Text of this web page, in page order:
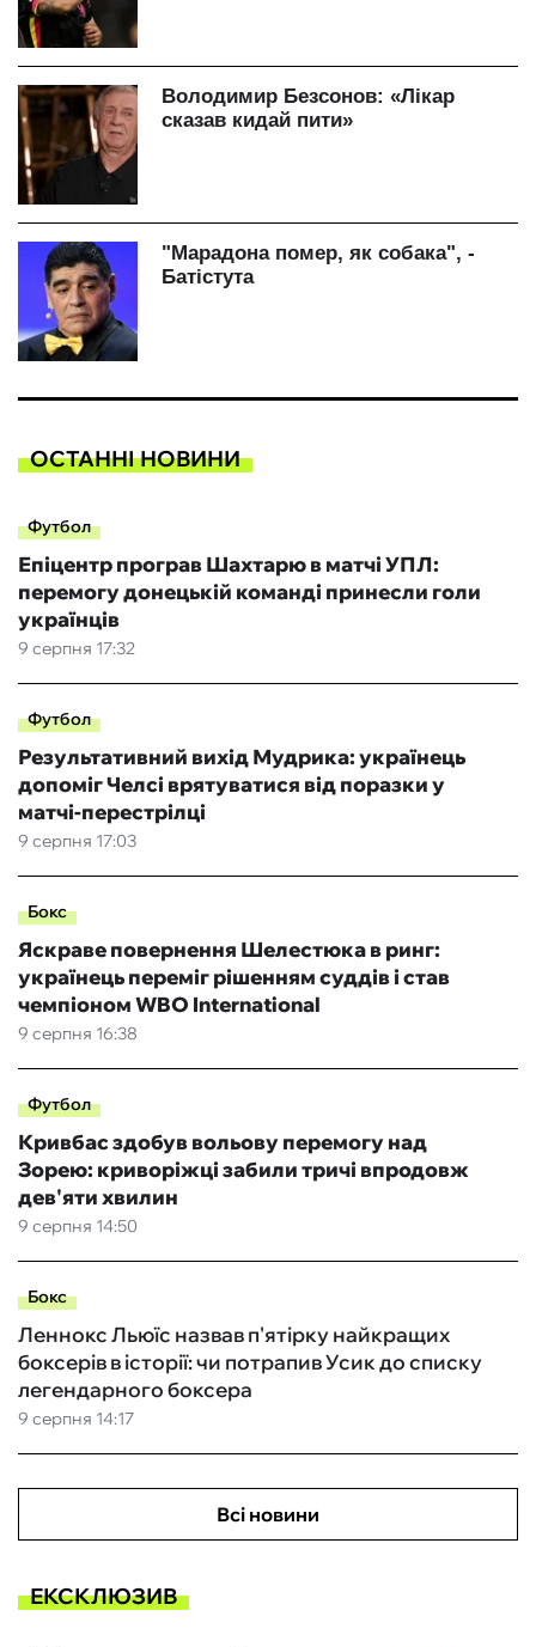
ОСТАННІ НОВИНИ
Футбол
9 серпня 17:32
Епіцентр програв Шахтарю в матчі УПЛ:
перемогу донецькій команді принесли голи
українців
Футбол
9 серпня 17:03
Результативний вихід Мудрика: українець
допоміг Челсі врятуватися від поразки у
матчі-перестрілці
Бокс
9 серпня 16:38
Яскраве повернення Шелестюка в ринг:
українець переміг рішенням суддів і став
чемпіоном WBO International
Футбол
9 серпня 14:50
Кривбас здобув вольову перемогу над
Зорею: криворіжці забили тричі впродовж
дев'яти хвилин
Бокс
9 серпня 14:17
Леннокс Льюїс назвав п'ятірку найкращих
боксерів в історії: чи потрапив Усик до списку
легендарного боксера
Всі новини
ЕКСКЛЮЗИВ